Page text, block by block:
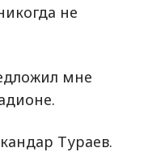
не
мне
Тураев.